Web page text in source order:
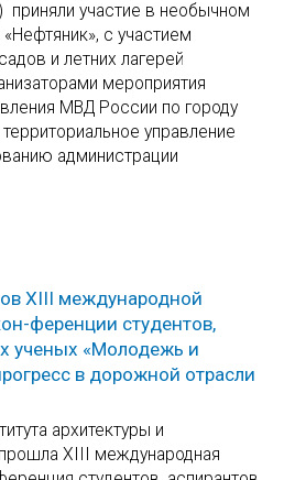
приняли участие в необычном
с участием
и летних лагерей
мероприятия
МВД России по городу
управление
администрации
XIII международной
ференции студентов,
ученых «Молодежь и
в дорожной отрасли
архитектуры и
XIII международная